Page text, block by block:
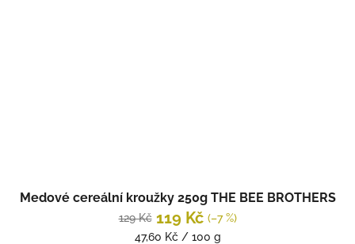
Medové cereální kroužky 250g THE BEE BROTHERS
129 Kč 119 Kč (–7 %)
Měrná
47,60 Kč / 100 g